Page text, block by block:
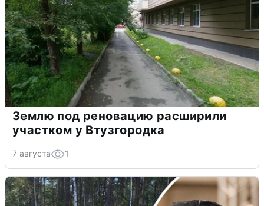
Землю под реновацию расширили
участком у Втузгородка
7 августа 1